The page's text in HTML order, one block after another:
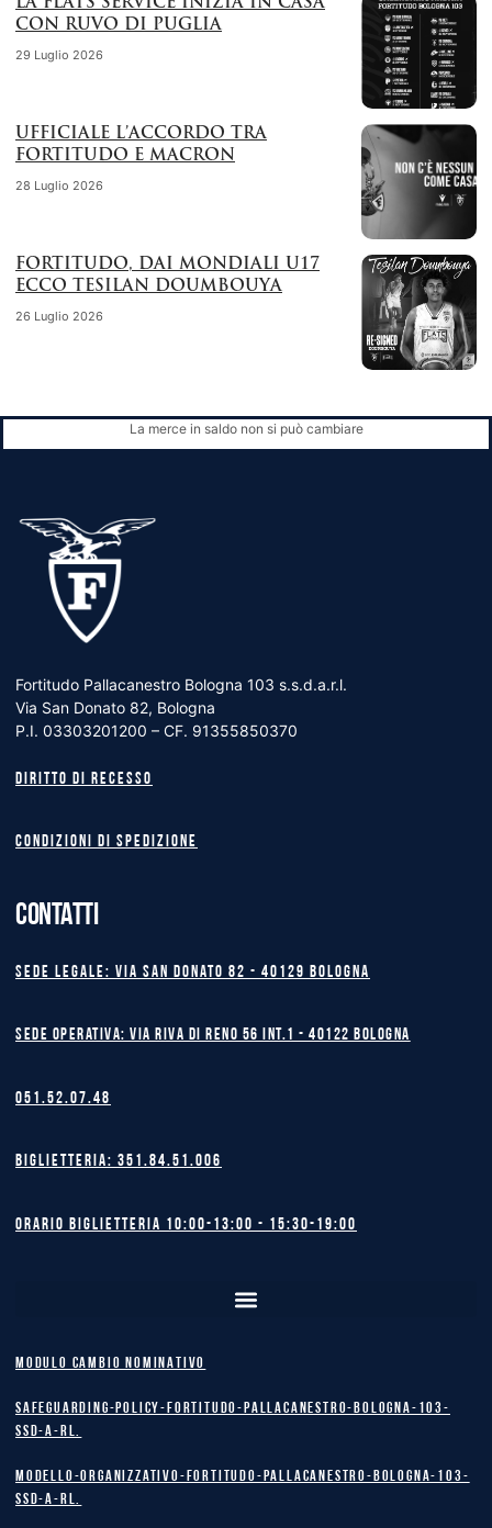
LA FLATS SERVICE INIZIA IN CASA
CON RUVO DI PUGLIA
29 Luglio 2026
UFFICIALE L’ACCORDO TRA
FORTITUDO E MACRON
28 Luglio 2026
FORTITUDO, DAI MONDIALI U17
ECCO TESILAN DOUMBOUYA
26 Luglio 2026
La merce in saldo non si può cambiare
Fortitudo Pallacanestro Bologna 103 s.s.d.a.r.l.
Via San Donato 82, Bologna
P.I. 03303201200 – CF. 91355850370
Diritto di recesso
Condizioni di spedizione
CONTATTI
Sede legale: Via San Donato 82 - 40129 BOLOGNA
Sede operativa: Via Riva di Reno 56 int.1 - 40122 BOLOGNA
051.52.07.48
Biglietteria: 351.84.51.006
Orario biglietteria 10:00-13:00 - 15:30-19:00
MODULO CAMBIO NOMINATIVO
safeguarding-policy-Fortitudo-Pallacanestro-Bologna-103-
SSD-A-RL.
Modello-Organizzativo-Fortitudo-Pallacanestro-Bologna-103-
SSD-A-RL.